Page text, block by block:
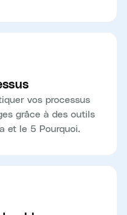
vos processus
grâce à des outils
et le 5 Pourquoi.